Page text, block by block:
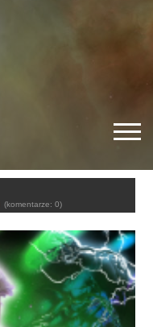
(komentarze: 0)